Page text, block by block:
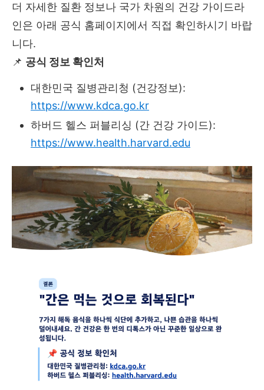
더 자세한 질환 정보나 국가 차원의 건강 가이드라
인은 아래 공식 홈페이지에서 직접 확인하시기 바랍
니다.
📌 공식 정보 확인처
대한민국 질병관리청 (건강정보):
https://www.kdca.go.kr
하버드 헬스 퍼블리싱 (간 건강 가이드):
https://www.health.harvard.edu